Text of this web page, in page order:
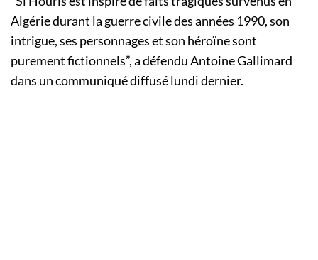
Algérie durant la guerre civile des années 1990, son
intrigue, ses personnages et son héroïne sont
purement fictionnels”, a défendu Antoine Gallimard
dans un communiqué diffusé lundi dernier.